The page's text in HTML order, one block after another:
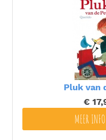
Pluk van
€
MEER